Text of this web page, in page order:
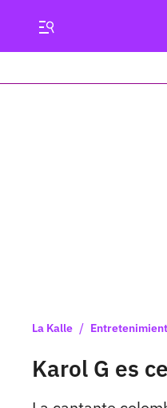
La Kalle /
Karol G es